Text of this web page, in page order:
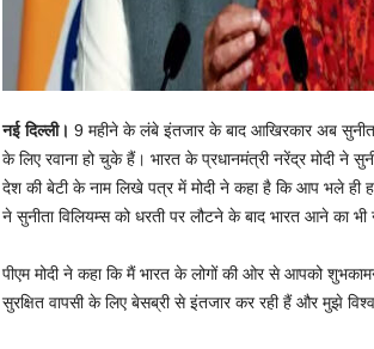
नई दिल्ली। 9 महीने के लंबे इंतजार के बाद आखिरकार अब
के लिए रवाना हो चुके हैं। भारत के प्रधानमंत्री नरेंद्र मोदी ने
देश की बेटी के नाम लिखे पत्र में मोदी ने कहा है कि आप भले ही
ने सुनीता विलियम्स को धरती पर लौटने के बाद भारत आने का भी
पीएम मोदी ने कहा कि मैं भारत के लोगों की ओर से आपको
सुरक्षित वापसी के लिए बेसब्री से इंतजार कर रही हैं और मुझे